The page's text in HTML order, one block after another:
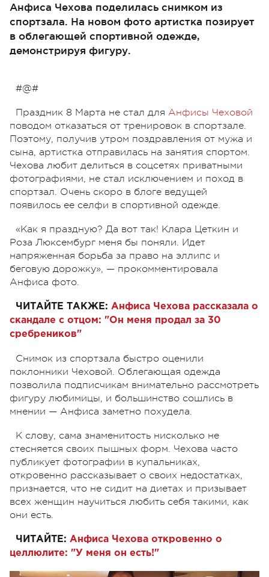
Анфиса Чехова поделилась снимком из
спортзала. На новом фото артистка позирует
в облегающей спортивной одежде,
демонстрируя фигуру.
#@#
Праздник 8 Марта не стал для Анфисы Чеховой
поводом отказаться от тренировок в спортзале.
Поэтому, получив утром поздравления от мужа и
сына, артистка отправилась на занятия спортом.
Чехова любит делиться в соцсетях приватными
фотографиями, не стал исключением и поход в
спортзал. Очень скоро в блоге ведущей
появилось ее селфи в спортивной одежде.
«Как я праздную? Да вот так! Клара Цеткин и
Роза Люксембург меня бы поняли. Идет
напряженная борьба за право на эллипс и
беговую дорожку», — прокомментировала
Анфиса фото.
ЧИТАЙТЕ ТАКЖЕ: Анфиса Чехова рассказала о
скандале с отцом: "Он меня продал за 30
сребреников"
Снимок из спортзала быстро оценили
поклонники Чеховой. Облегающая одежда
позволила подписчикам внимательно рассмотреть
фигуру любимицы, и большинство сошлись в
мнении — Анфиса заметно похудела.
К слову, сама знаменитость нисколько не
стесняется своих пышных форм. Чехова часто
публикует фотографии в купальниках,
откровенно рассказывает о своих недостатках,
признается, что не сидит на диетах и призывает
всех женщин научиться любить себя такими, как
они есть.
ЧИТАЙТЕ: Анфиса Чехова откровенно о
целлюлите: "У меня он есть!"